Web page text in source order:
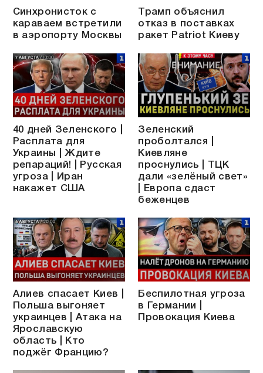
Синхронисток с
караваем встретили
в аэропорту Москвы
Трамп объяснил
отказ в поставках
ракет Patriot Киеву
40 дней Зеленского |
Расплата для
Украины | Ждите
репараций! | Русская
угроза | Иран
накажет США
Зеленский
проболтался |
Киевляне
проснулись | ТЦК
дали «зелёный свет»
| Европа сдаст
беженцев
Алиев спасает Киев |
Польша выгоняет
украинцев | Атака на
Ярославскую
область | Кто
поджёг Францию?
Беспилотная угроза
в Германии |
Провокация Киева